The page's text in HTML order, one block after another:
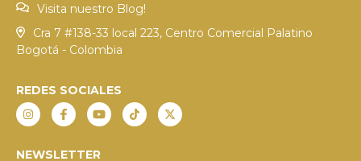
Visita nuestro Blog!
Cra 7 #138-33 local 223, Centro Comercial Palatino
Bogotá - Colombia
REDES SOCIALES
NEWSLETTER